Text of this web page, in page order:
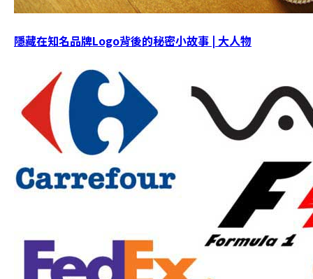
隱藏在知名品牌Logo背後的秘密小故事 | 大人物